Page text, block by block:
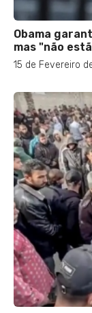
Obama
mas "não
15 de Fevereiro